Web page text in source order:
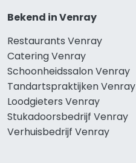
Bekend in Venray
Restaurants Venray
Catering Venray
Schoonheidssalon Venray
Tandartspraktijken Venray
Loodgieters Venray
Stukadoorsbedrijf Venray
Verhuisbedrijf Venray